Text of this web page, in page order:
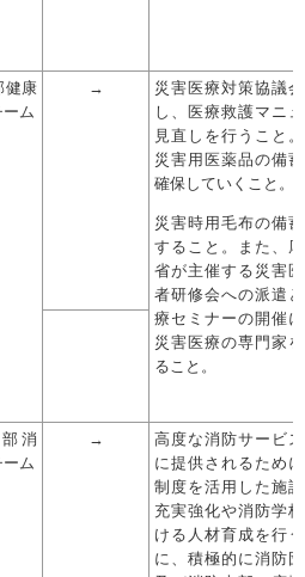
健康
ム
→
災害医療対策協議
し、医療救護マニ
見直しを行うこと
災害用医薬品の備
確保していくこと。
災害時用毛布の備
すること。また、
省が主催する災害
者研修会への派遣
療セミナーの開催
災害医療の専門家
ること。
消
ーム
→
高度な消防サービ
に提供されるため
制度を活用した施
充実強化や消防学
ける人材育成を行
に、積極的に消防